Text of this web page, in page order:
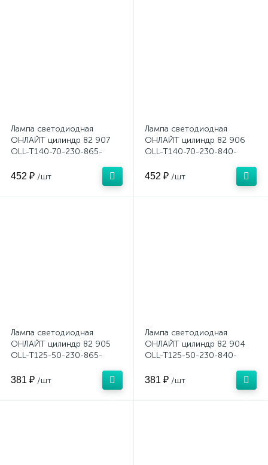
Лампа светодиодная
ОНЛАЙТ цилиндр 82 907
OLL-T140-70-230-865-
452 ₽ /шт
Лампа светодиодная
ОНЛАЙТ цилиндр 82 906
OLL-T140-70-230-840-
452 ₽ /шт
Лампа светодиодная
ОНЛАЙТ цилиндр 82 905
OLL-T125-50-230-865-
381 ₽ /шт
Лампа светодиодная
ОНЛАЙТ цилиндр 82 904
OLL-T125-50-230-840-
381 ₽ /шт